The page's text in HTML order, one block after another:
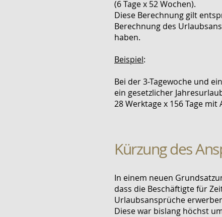
(6 Tage x 52 Wochen).
Diese Berechnung gilt
Berechnung des
haben.
Beispiel:
Bei der 3-Tagewoche und
ein gesetzlicher
28 Werktage x 156 Tage
Kürzung des
In einem neuen
dass die Beschäftigte für
Urlaubsansprüche
Diese war bislang höchst